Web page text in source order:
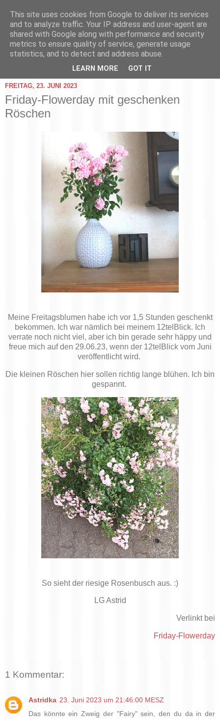
FREITAG, 23. JUNI 2023
Friday-Flowerday mit geschenken
Röschen
Meine Freitagsblumen habe ich vor 1,5 Stunden geschenkt
bekommen. Ich war nämlich bei meinem 12telBlick. Ich
verrate noch nicht viel, aber ich bin gerade sehr häppy und
freue mich auf den 29.06.23, wenn der 12telBlick vom Juni
veröffentlicht wird.
Die kleinen Röschen hier sollen richtig lange blühen. Ich bin
gespannt.
So sieht der riesige Rosenbusch aus. :)
LG Astrid
Verlinkt bei
Friday-Flowerday
1 Kommentar:
Astridka 23. Juni 2023 um 21:46:00 MESZ
Das könnte ein Zweig der "Fairy" sein, den du da in der
This site uses cookies from Google to deliver its services
and to analyze traffic. Your IP address and user-agent are
shared with Google along with performance and security
metrics to ensure quality of service, generate usage
statistics, and to detect and address abuse.
LEARN MORE GOT IT